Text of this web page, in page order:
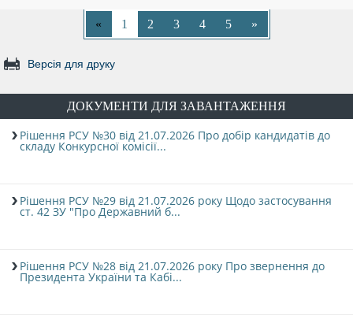
« 1 2 3 4 5 »
Версія для друку
ДОКУМЕНТИ ДЛЯ ЗАВАНТАЖЕННЯ
Рішення РСУ №30 від 21.07.2026 Про добір кандидатів до
складу Конкурсної комісії...
Рішення РСУ №29 від 21.07.2026 року Щодо застосування
ст. 42 ЗУ "Про Державний б...
Рішення РСУ №28 від 21.07.2026 року Про звернення до
Президента України та Кабі...